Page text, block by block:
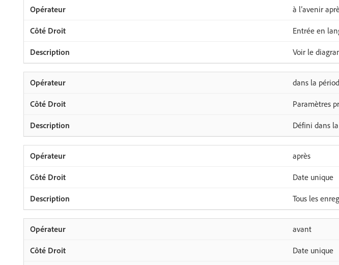
à l’avenir
Entrée en
Voir le
dans la
Paramètres
Défini dans
après
Date unique
Tous les
avant
Date unique